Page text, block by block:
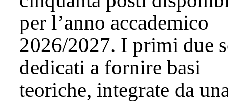
per l’anno accademico
2026/2027. I primi due
dedicati a fornire basi
teoriche, integrate da